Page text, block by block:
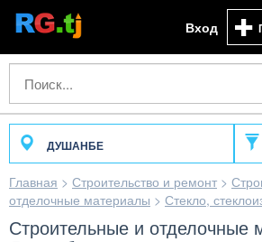
Вход
ДУШАНБЕ
Главная > Строительство и ремонт >
отделочные материалы > Стекло,
Строительные и отделочные